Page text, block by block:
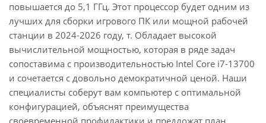
повышается до 5,1 ГГц. Этот процессор будет одним из
лучших для сборки игрового ПК или мощной рабочей
станции в 2024-2026 году, т. Обладает высокой
вычислительной мощностью, которая в ряде задач
сопоставима с производительностью Intel Core i7-13700
и сочетается с довольно демократичной ценой. Наши
специалисты соберут вам компьютер с оптимальной
конфигурацией, объяснят преимущества
своевременной профилактики и предложат план